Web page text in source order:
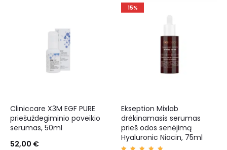
Cliniccare X3M EGF PURE
priešuždegiminio poveikio
serumas, 50ml
52,00 €
15%
Ekseption Mixlab
drėkinamasis serumas
prieš odos senėjimą
Hyaluronic Niacin, 75ml